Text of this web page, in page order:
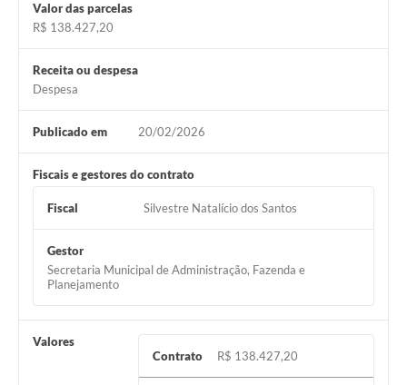
Contato
Listagem de Contribuintes Inscritos na Dívida Ativa do
Município
Valor das parcelas
R$ 138.427,20
Receita ou despesa
Despesa
Publicado em 20/02/2026
Fiscais e gestores do contrato
Fiscal Silvestre Natalício dos Santos
Gestor
Secretaria Municipal de Administração, Fazenda e
Planejamento
Valores
Contrato
R$ 138.427,20